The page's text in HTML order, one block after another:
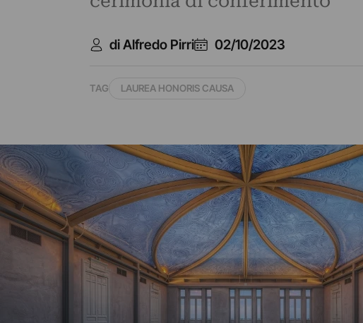
di Alfredo Pirri 02/10/2023
TAG LAUREA HONORIS CAUSA